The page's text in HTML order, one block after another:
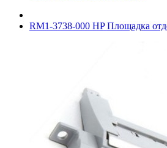
RM1-3738-000 HP Площадка